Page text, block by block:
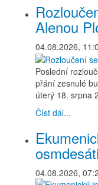
Alenou
04.08.2026,
Poslední
přání zesnulé
úterý 18. srpna
Číst dál...
04.08.2026,